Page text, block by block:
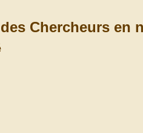
Chercheurs en